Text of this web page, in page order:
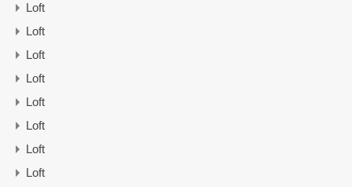
Loft
Loft
Loft
Loft
Loft
Loft
Loft
Loft